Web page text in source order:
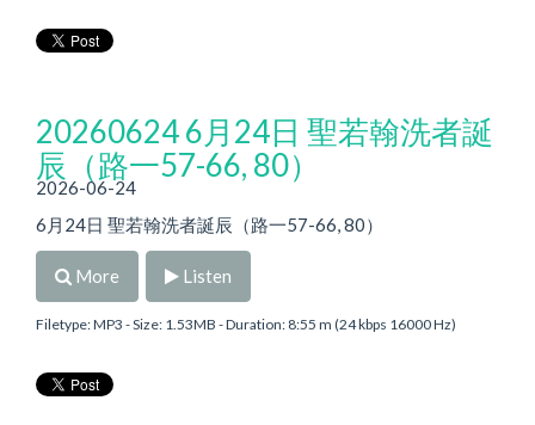
20260624 6月24日 聖若翰洗者誕
辰（路一57-66, 80）
2026-06-24
6月24日 聖若翰洗者誕辰（路一57-66, 80）
More Listen
Filetype: MP3 - Size: 1.53MB - Duration: 8:55 m (24 kbps 16000 Hz)